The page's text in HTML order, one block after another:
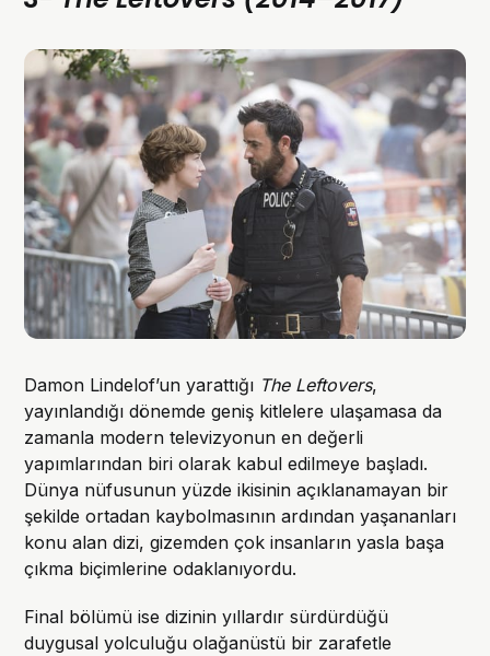
Damon Lindelof’un yarattığı The Leftovers,
yayınlandığı dönemde geniş kitlelere ulaşamasa da
zamanla modern televizyonun en değerli
yapımlarından biri olarak kabul edilmeye başladı.
Dünya nüfusunun yüzde ikisinin açıklanamayan bir
şekilde ortadan kaybolmasının ardından yaşananları
konu alan dizi, gizemden çok insanların yasla başa
çıkma biçimlerine odaklanıyordu.
Final bölümü ise dizinin yıllardır sürdürdüğü
duygusal yolculuğu olağanüstü bir zarafetle